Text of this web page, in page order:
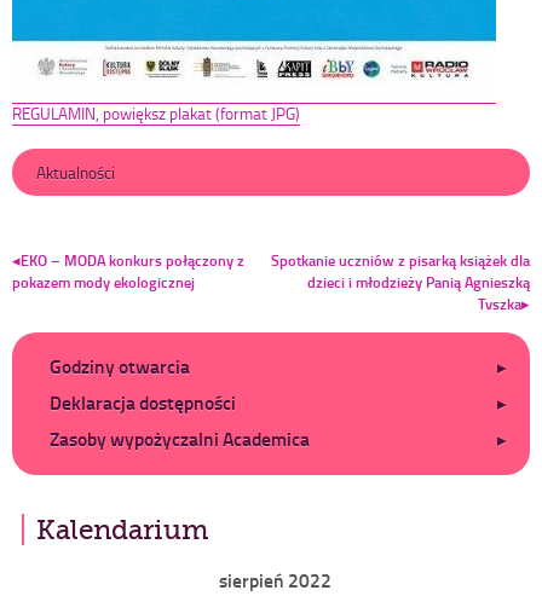
REGULAMIN, powiększ plakat (format JPG)
Aktualności
wpisu
EKO – MODA konkurs połączony z
pokazem mody ekologicznej
Spotkanie uczniów z pisarką książek dla
dzieci i młodzieży Panią Agnieszką
Tyszką
Dodatkowe
Godziny otwarcia
Deklaracja dostępności
Zasoby wypożyczalni Academica
Kalendarium
sierpień 2022